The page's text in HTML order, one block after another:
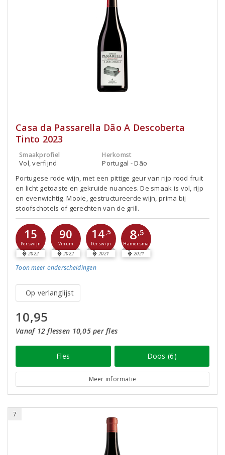
Casa da Passarella Dão A Descoberta
Tinto 2023
Smaakprofiel
Vol, verfijnd
Herkomst
Portugal - Dão
Portugese rode wijn, met een pittige geur van rijp rood fruit
en licht getoaste en gekruide nuances. De smaak is vol, rijp
en evenwichtig. Mooie, gestructureerde wijn, prima bij
stoofschotels of gerechten van de grill.
15
Perswijn
2022
90
Vinum
2022
14,5
Perswijn
2021
8,5
Hamersma
2021
Toon meer onderscheidingen
Op verlanglijst
10,95
Vanaf 12 flessen 10,05 per fles
Fles Doos (6)
Meer informatie
7